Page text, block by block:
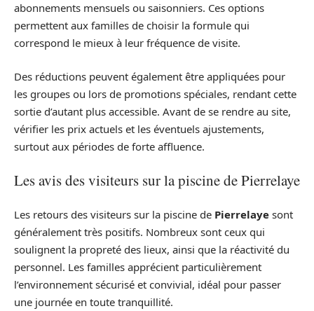
abonnements mensuels ou saisonniers. Ces options
permettent aux familles de choisir la formule qui
correspond le mieux à leur fréquence de visite.
Des réductions peuvent également être appliquées pour
les groupes ou lors de promotions spéciales, rendant cette
sortie d’autant plus accessible. Avant de se rendre au site,
vérifier les prix actuels et les éventuels ajustements,
surtout aux périodes de forte affluence.
Les avis des visiteurs sur la piscine de Pierrelaye
Les retours des visiteurs sur la piscine de Pierrelaye sont
généralement très positifs. Nombreux sont ceux qui
soulignent la propreté des lieux, ainsi que la réactivité du
personnel. Les familles apprécient particulièrement
l’environnement sécurisé et convivial, idéal pour passer
une journée en toute tranquillité.